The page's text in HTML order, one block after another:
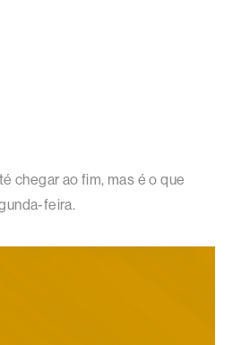
chegar ao fim, mas é o que
feira.